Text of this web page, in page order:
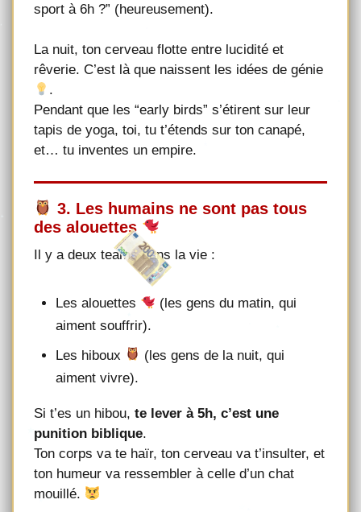
sport à 6h ?” (heureusement).
La nuit, ton cerveau flotte entre lucidité et
rêverie. C’est là que naissent les idées de génie
.
Pendant que les “early birds” s’étirent sur leur
tapis de yoga, toi, tu t’étends sur ton canapé,
et… tu inventes un empire.
3. Les humains ne sont pas tous
des alouettes
Il y a deux teams dans la vie :
Les alouettes
(les gens du matin, qui
aiment souffrir).
Les hiboux
(les gens de la nuit, qui
aiment vivre).
Si t’es un hibou, te lever à 5h, c’est une
punition biblique.
Ton corps va te haïr, ton cerveau va t’insulter, et
ton humeur va ressembler à celle d’un chat
mouillé.